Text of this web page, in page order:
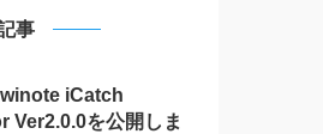
事
iCatch
Ver2.0.0を公開しま